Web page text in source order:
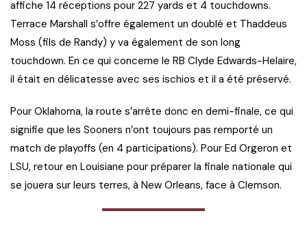
affiche 14 réceptions pour 227 yards et 4 touchdowns.
Terrace Marshall s’offre également un doublé et Thaddeus
Moss (fils de Randy) y va également de son long
touchdown. En ce qui concerne le RB Clyde Edwards-Helaire,
il était en délicatesse avec ses ischios et il a été préservé.
Pour Oklahoma, la route s’arrête donc en demi-finale, ce qui
signifie que les Sooners n’ont toujours pas remporté un
match de playoffs (en 4 participations). Pour Ed Orgeron et
LSU, retour en Louisiane pour préparer la finale nationale qui
se jouera sur leurs terres, à New Orleans, face à Clemson.